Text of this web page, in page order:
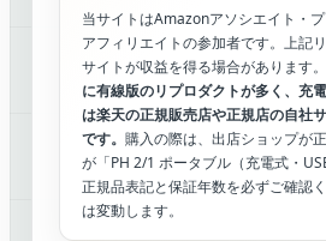
当サイトはAmazonアソシエイト・
アフィリエイトの参加者です。上記
サイトが収益を得る場合があります。
に有線版のリプロダクトが多く、充
は楽天の正規販売店や正規店の自社
です。 購入の際は、出店ショップが
が「PH 2/1 ポータブル（充電式・
正規品表記と保証年数を必ずご確認
は変動します。